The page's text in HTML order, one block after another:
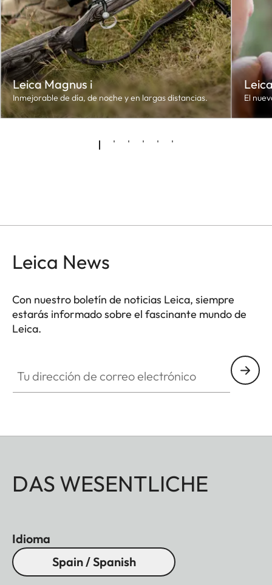
Leica Magnus i
Inmejorable de día, de noche y en largas distancias. El
Leica News
Con nuestro boletín de noticias Leica, siempre
estarás informado sobre el fascinante mundo de
Leica.
DAS WESENTLICHE
Idioma
Spain / Spanish